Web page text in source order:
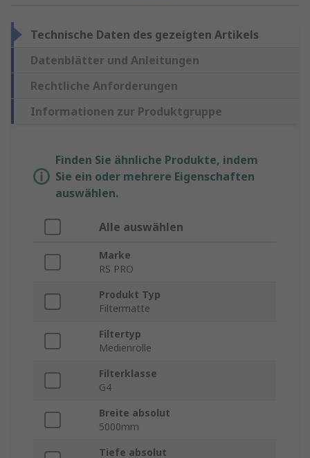
Technische Daten des gezeigten Artikels
Datenblätter und Anleitungen
Rechtliche Anforderungen
Informationen zur Produktgruppe
Finden Sie ähnliche Produkte, indem
Sie ein oder mehrere Eigenschaften
auswählen.
Alle auswählen
Marke
RS PRO
Produkt Typ
Filtermatte
Filtertyp
Medienrolle
Filterklasse
G4
Breite absolut
5000mm
Tiefe absolut